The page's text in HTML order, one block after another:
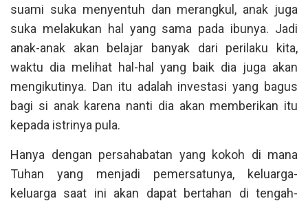
suami suka menyentuh dan merangkul, anak juga
suka melakukan hal yang sama pada ibunya. Jadi
anak-anak akan belajar banyak dari perilaku kita,
waktu dia melihat hal-hal yang baik dia juga akan
mengikutinya. Dan itu adalah investasi yang bagus
bagi si anak karena nanti dia akan memberikan itu
kepada istrinya pula.
Hanya dengan persahabatan yang kokoh di mana
Tuhan yang menjadi pemersatunya, keluarga-
keluarga saat ini akan dapat bertahan di tengah-